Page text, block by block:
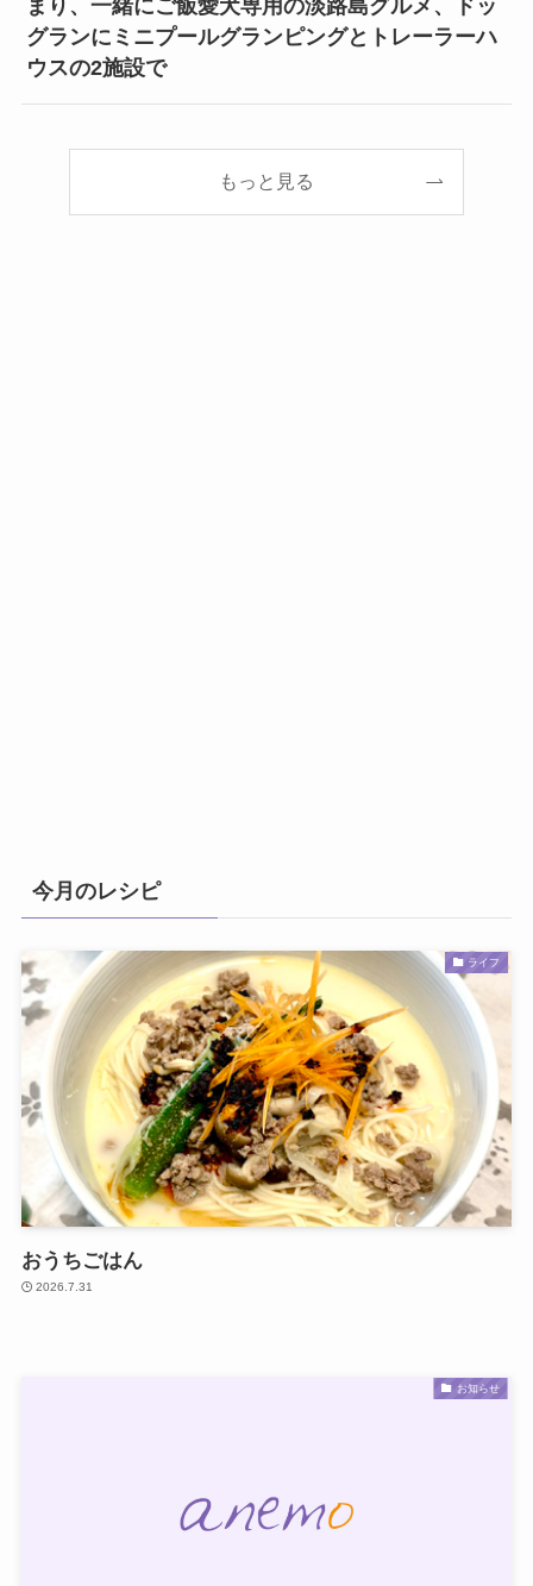
まり、一緒にご飯愛犬専用の淡路島グルメ、ドッ
グランにミニプールグランピングとトレーラーハ
ウスの2施設で
もっと見る
今月のレシピ
ライフ
おうちごはん
2026.7.31
お知らせ